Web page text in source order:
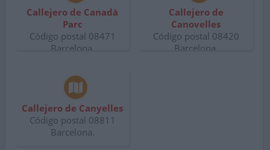
Callejero de Canadà
Parc
Código postal 08471
Barcelona.
Callejero de
Canovelles
Código postal 08420
Barcelona.
Callejero de Canyelles
Código postal 08811
Barcelona.